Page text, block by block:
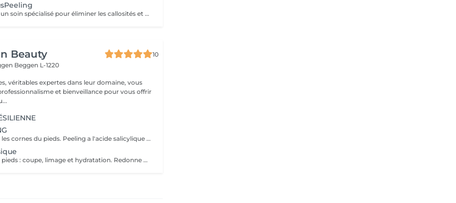
CallusPeeling est un soin spécialisé pour éliminer les callosités et adoucir les pieds, sans l'utilisation de lames ou d'instruments agressifs. Ce traitement doux et indolore dissout les peaux dures et rugueuses grâce à des produits spécifiques, laissant la peau lisse, hydratée et revitalisée. Idéal pour ceux qui souffrent de pieds secs ou de callosités, le Callus Peeling procure un résultat immédiat, offrant des pieds visiblement plus sains et soignés après une seule séance.
Beauty
10
Beggen L-1220
véritables expertes dans leur domaine, vous
et bienveillance pour vous offrir
Idéale pour cibler les cornes du pieds. Peeling a l'acide salicylique avec exfoliation. Pieds doux garanti
Soin complet des pieds : coupe, limage et hydratation. Redonne douceur et confort.